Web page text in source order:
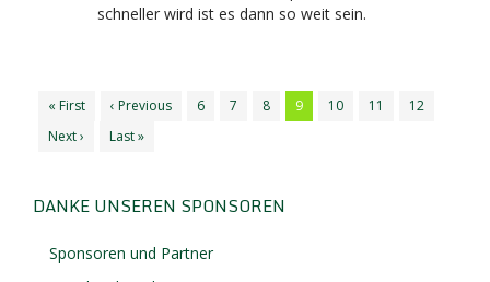
schneller wird ist es dann so weit sein.
« First ‹ Previous 6 7 8 9 10 11
12
Next ›
Last »
DANKE UNSEREN SPONSOREN
Sponsoren und Partner